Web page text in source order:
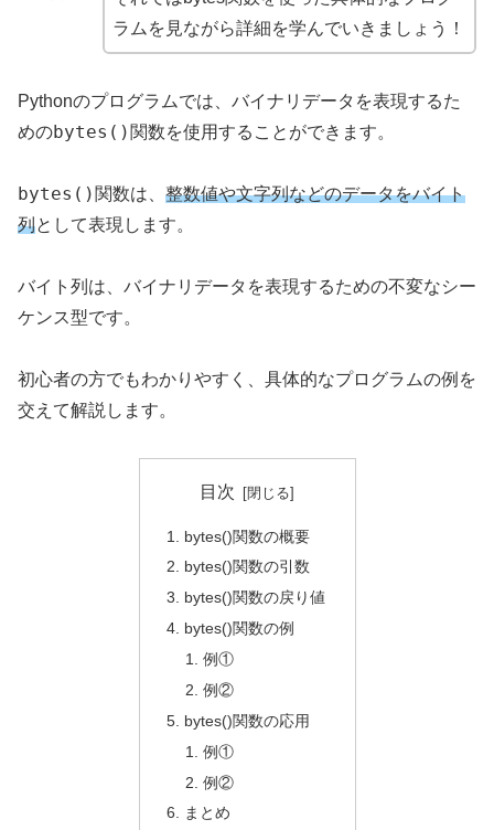
ラムを見ながら詳細を学んでいきましょう！
Pythonのプログラムでは、バイナリデータを表現するた
めのbytes() 関数を使用することができます。
bytes() 関数は、 整数値や文字列などのデータをバイト
列として表現します。
バイト列は、バイナリデータを表現するための不変なシー
ケンス型です。
初心者の方でもわかりやすく、具体的なプログラムの例を
交えて解説します。
目次
bytes()関数の概要
bytes()関数の引数
bytes()関数の戻り値
bytes()関数の例
例①
例②
bytes()関数の応用
例①
例②
まとめ